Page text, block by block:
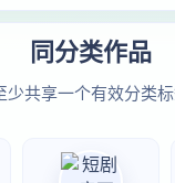
同分类作品
少共享一个有效分类